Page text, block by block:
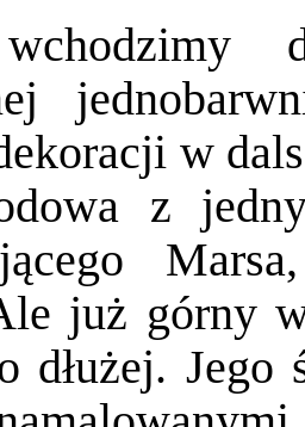
w
z
już górny
dłużej.